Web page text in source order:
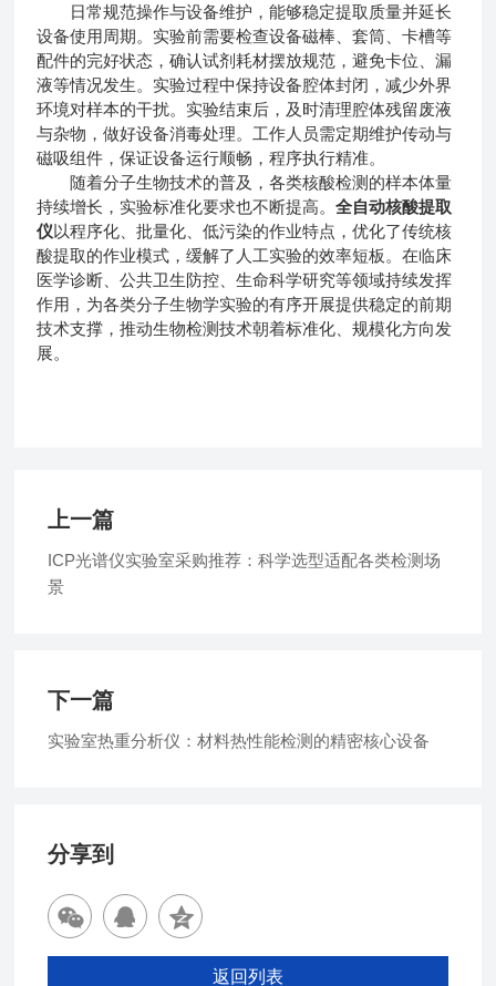
日常规范操作与设备维护，能够稳定提取质量并延长
设备使用周期。实验前需要检查设备磁棒、套筒、卡槽等
配件的完好状态，确认试剂耗材摆放规范，避免卡位、漏
液等情况发生。实验过程中保持设备腔体封闭，减少外界
环境对样本的干扰。实验结束后，及时清理腔体残留废液
与杂物，做好设备消毒处理。工作人员需定期维护传动与
磁吸组件，保证设备运行顺畅，程序执行精准。
随着分子生物技术的普及，各类核酸检测的样本体量
持续增长，实验标准化要求也不断提高。全自动核酸提取
仪以程序化、批量化、低污染的作业特点，优化了传统核
酸提取的作业模式，缓解了人工实验的效率短板。在临床
医学诊断、公共卫生防控、生命科学研究等领域持续发挥
作用，为各类分子生物学实验的有序开展提供稳定的前期
技术支撑，推动生物检测技术朝着标准化、规模化方向发
展。
上一篇
ICP光谱仪实验室采购推荐：科学选型适配各类检测场
景
下一篇
实验室热重分析仪：材料热性能检测的精密核心设备
分享到
返回列表